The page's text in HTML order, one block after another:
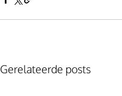
Gerelateerde posts